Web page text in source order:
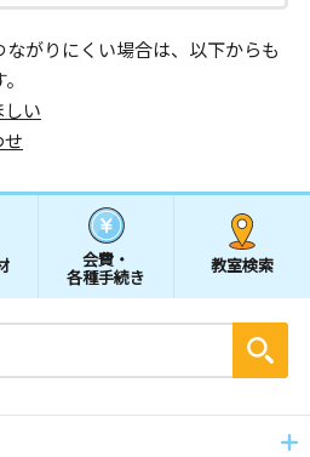
がりにくい場合は、以下からも
い
会費・
各種手続き
教室検索